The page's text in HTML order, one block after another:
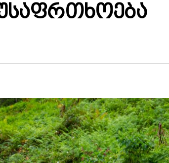
უსაფრთხოება